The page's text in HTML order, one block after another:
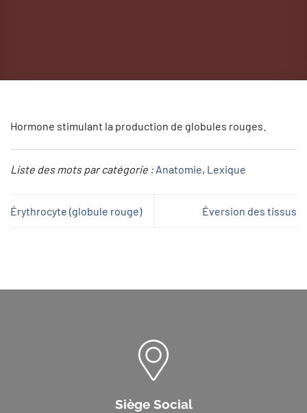
Hormone stimulant la production de globules rouges.
Liste des mots par catégorie : Anatomie, Lexique
Érythrocyte (globule rouge) Éversion des tissus
Siège Social